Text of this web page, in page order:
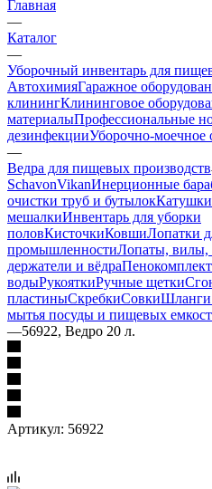
Главная
—
Каталог
—
Уборочный инвентарь для
АвтохимияГаражное
клинингКлининговое
материалыПрофессиональные
дезинфекцииУборочно-моечное
—
Ведра для пищевых производств
SchavonVikanИнерционные
очистки труб и бутылок
мешалкиИнвентарь для уборки
половКисточкиКовшиЛопатки
промышленностиЛопаты, вилы,
держатели и вёдра
водыРукояткиРучные щетки
пластиныСкребкиСовкиШланги
мытья посуды и пищевых
—56922, Ведро 20 л.
Артикул: 56922